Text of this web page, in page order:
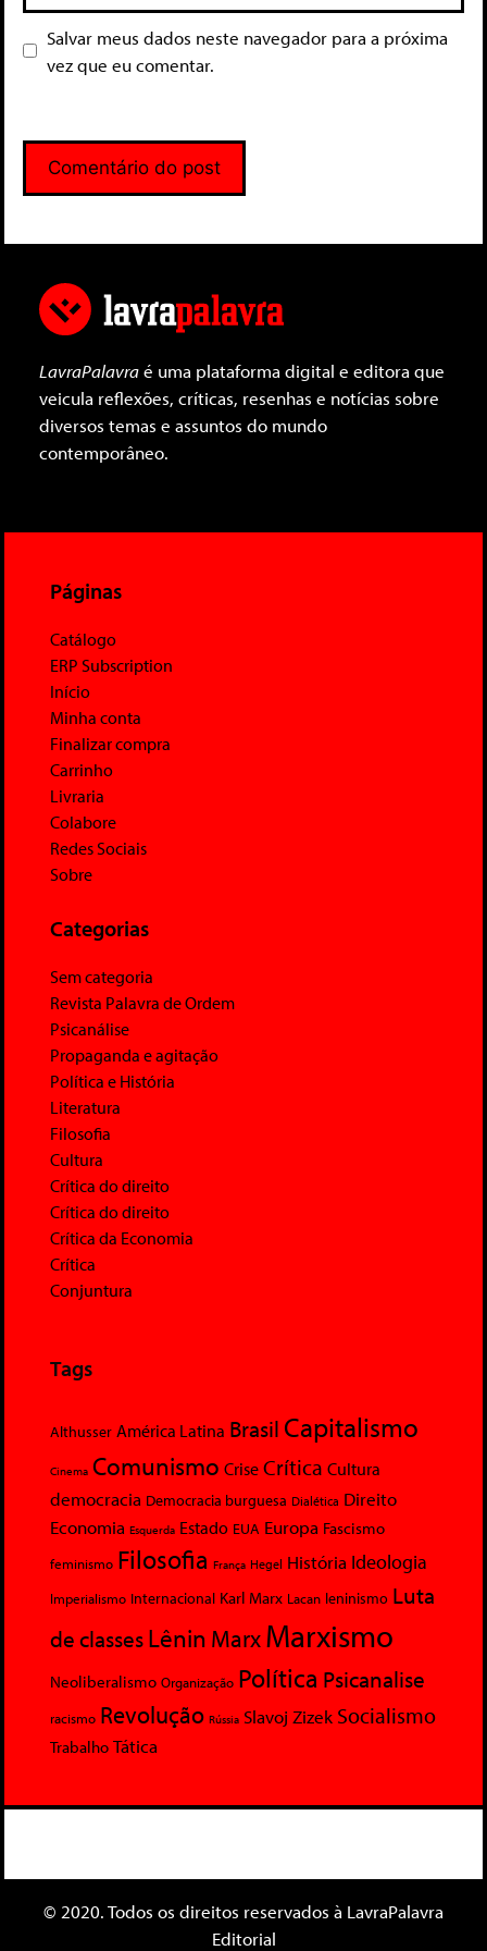
Salvar meus dados neste navegador para a próxima
vez que eu comentar.
LavraPalavraé uma plataforma digital e editora que
veicula reflexões, críticas, resenhas e notícias sobre
diversos temas e assuntos do mundo
contemporâneo.
Páginas
Catálogo
ERP Subscription
Início
Minha conta
Finalizar compra
Carrinho
Livraria
Colabore
Redes Sociais
Sobre
Categorias
Sem categoria
Revista Palavra de Ordem
Psicanálise
Propaganda e agitação
Política e História
Literatura
Filosofia
Cultura
Crítica do direito
Crítica do direito
Crítica da Economia
Crítica
Conjuntura
Tags
Althusser América Latina Brasil Capitalismo
Cinema Comunismo Crise Crítica Cultura
democracia Democracia burguesa Dialética Direito
Economia Esquerda Estado EUA Europa Fascismo
feminismo Filosofia França Hegel História Ideologia
Imperialismo Internacional Karl Marx Lacan leninismo Luta
de classesLênin MarxMarxismo
Neoliberalismo Organização Política Psicanalise
racismo Revolução Rússia Slavoj Zizek Socialismo
Trabalho Tática
© 2020. Todos os direitos reservados à LavraPalavra
Editorial